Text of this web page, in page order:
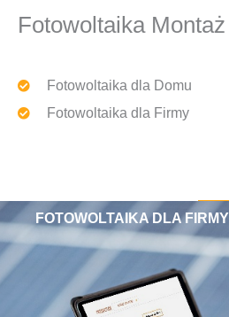
Fotowoltaika Montaż
Fotowoltaika dla Domu
Fotowoltaika dla Firmy
FOTOWOLTAIKA DLA FIRMY